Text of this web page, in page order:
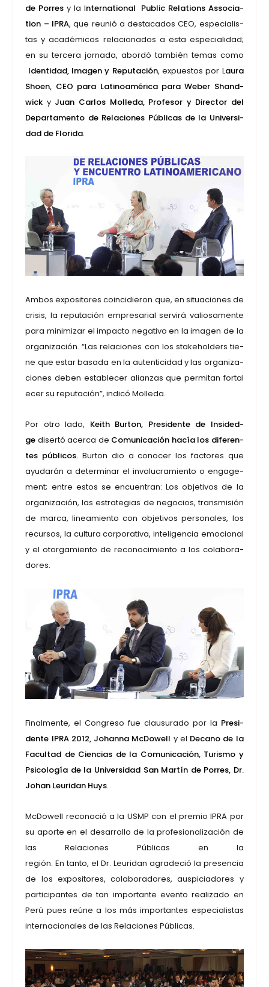
de Porres y la Inter­na­tio­nal Public Rela­tions Asso­cia­
tion – IPRA, que reu­nió a des­ta­ca­dos CEO, espe­cia­lis­
tas y aca­dé­mi­cos rela­cio­na­dos a esta espe­cia­li­dad;
en su ter­ce­ra jor­na­da, abor­dó tam­bién temas como
Iden­ti­dad, Ima­gen y Repu­tación, expues­tos por Laura
Shoen, CEO para Lati­noa­mé­ri­ca para Weber Shand­
wick y Juan Car­los Molle­da, Pro­fe­sor y Direc­tor del
Depar­ta­men­to de Rela­cio­nes Públi­cas de la Uni­ver­si­
dad de Flo­ri­da.
Ambos expo­si­to­res coin­ci­die­ron que, en situa­cio­nes de
cri­sis, la repu­tación empre­sa­rial ser­vi­rá valio­sa­men­te
para mini­mi­zar el impac­to nega­ti­vo en la ima­gen de la
orga­ni­za­ción. “Las rela­cio­nes con los sta­kehol­ders tie­
ne que estar basa­da en la auten­ti­ci­dad y las orga­ni­za­
cio­nes deben esta­ble­cer alian­zas que per­mi­tan for­ta­l
e­cer su repu­tación”, indi­có Molle­da.
Por otro lado, Keith Bur­ton, Pre­si­den­te de Insi­ded­
ge diser­tó acer­ca de Comu­ni­ca­ción hacía los dife­ren­
tes públi­cos. Bur­ton dio a cono­cer los fac­to­res que
ayu­da­rán a deter­mi­nar el invo­lu­cra­mien­to o enga­ge­
ment; entre estos se encuen­tran: Los obje­ti­vos de la
orga­ni­za­ción, las estra­te­gias de nego­cios, trans­mi­sión
de mar­ca, linea­mien­to con obje­ti­vos per­so­na­les, los
recur­sos, la cul­tu­ra cor­po­ra­ti­va, inte­li­gen­cia emo­cio­nal
y el otor­ga­mien­to de reco­no­ci­mien­to a los cola­bo­ra­
do­res.
Final­men­te, el Con­gre­so fue clau­su­ra­do por la Pre­si­
den­te IPRA 2012, Johan­na McDo­well y el Decano de la
Facul­tad de Cien­cias de la Comu­ni­ca­ción, Turis­mo y
Psi­co­lo­gía de la Uni­ver­si­dad San Mar­tín de Porres, Dr.
Johan Leu­ri­dan Huys.
McDo­well reco­no­ció a la USMP con el pre­mio IPRA por
su apor­te en el desa­rro­llo de la pro­fe­sio­na­li­za­ción de
las Rela­cio­nes Públi­cas en la
región. En tan­to, el Dr. Leu­ri­dan agra­de­ció la pre­sen­cia
de los expo­si­to­res, cola­bo­ra­do­res, aus­pi­cia­do­res y
par­ti­ci­pan­tes de tan impor­tan­te even­to rea­li­za­do en
Perú pues reúne a los más impor­tan­tes espe­cia­lis­tas
inter­na­cio­na­les de las Rela­cio­nes Públi­cas.